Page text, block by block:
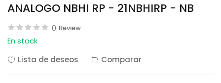
ANALOGO NBHI RP - 21NBHIRP - NB
0 Review
En stock
Lista de deseos
Comparar